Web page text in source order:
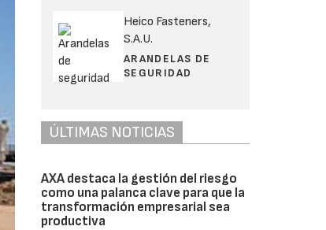
Heico Fasteners,
S.A.U.
ARANDELAS DE
SEGURIDAD
ÚLTIMAS NOTICIAS
AXA destaca la gestión del riesgo
como una palanca clave para que la
transformación empresarial sea
productiva